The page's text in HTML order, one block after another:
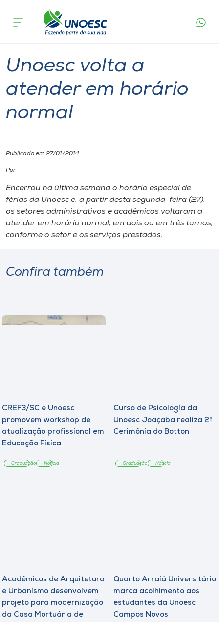
Cursos
Pesquisa
Atendimento ao Estudante
A
Unoesc
Internacionalização
Diplomados
CPA
Museu
A+
A-
acontece
Unoesc volta a
atender em horário
normal
Publicado em 27/01/2014
Por
Encerrou na última semana o horário especial de
férias da Unoesc e, a partir desta segunda-feira (27),
os setores administrativos e acadêmicos voltaram a
atender em horário normal, em dois ou em três turnos,
conforme o setor e os serviços prestados.
Confira também
CREF3/SC e Unoesc
promovem workshop de
atualização profissional em
Educação Física
Graduação Notícia
Curso de Psicologia da
Unoesc Joaçaba realiza 2ª
Cerimônia do Botton
Graduação Notícia
Acadêmicos de Arquitetura
e Urbanismo desenvolvem
projeto para modernização
da Casa Mortuária de
Quarto Arraiá Universitário
marca acolhimento aos
estudantes da Unoesc
Campos Novos